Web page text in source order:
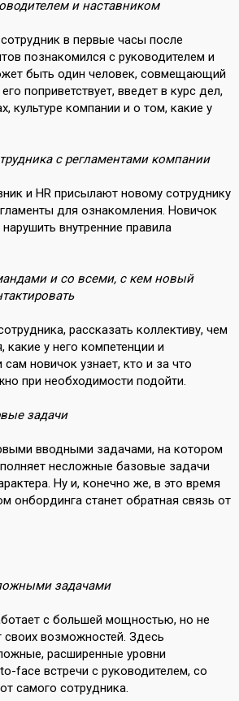
и наставником
в первые часы после
познакомился с руководителем и
быть один человек, совмещающий
поприветствует, введет в курс дел,
культуре компании и о том, какие у
с регламентами компании
и HR присылают новому сотруднику
для ознакомления. Новичок
внутренние правила
и со всеми, с кем новый
рассказать коллективу, чем
какие у него компетенции и
новичок узнает, кто и за что
при необходимости подойти.
задачи
вводными задачами, на котором
несложные базовые задачи
Ну и, конечно же, в это время
онбординга станет обратная связь от
задачами
с большей мощностью, но не
своих возможностей. Здесь
расширенные уровни
face встречи с руководителем, со
самого сотрудника.